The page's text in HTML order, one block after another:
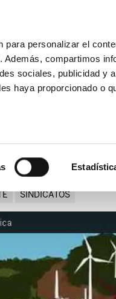
para personalizar el
compartimos
sociales, publicidad y
haya proporcionado o
para una transición
SINDICATOS